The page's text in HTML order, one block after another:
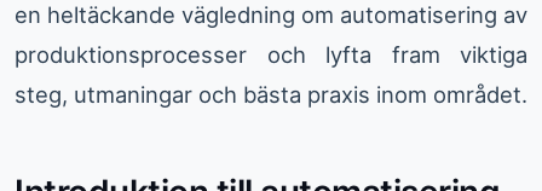
en heltäckande vägledning om automatisering av
produktionsprocesser och lyfta fram viktiga
steg, utmaningar och bästa praxis inom området.